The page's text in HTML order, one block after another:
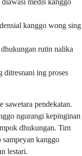
kanggo wong sing
rutin nalika
ditresnani ing proses
sawetara pendekatan.
ngurangi kepinginan
dhukungan. Tim
sampeyan kanggo
lestari.